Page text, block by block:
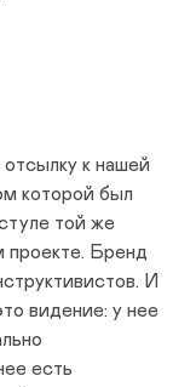
к нашей
которой был
той же
проекте. Бренд
И
видение: у нее
есть